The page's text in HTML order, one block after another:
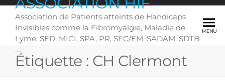
Skip
content
Association de Patients atteints de Handicaps
Invisibles comme la Fibromyalgie, Maladie de
Lyme, SED, MICI, SPA, PR, SFC/EM, SADAM, SDTB
….
MENU
Étiquette : CH Clermont